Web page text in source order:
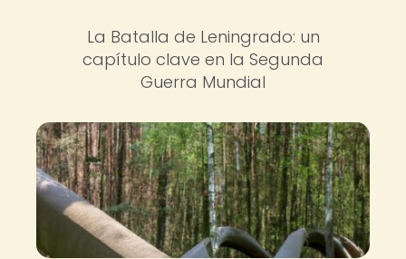
La Batalla de Leningrado: un
capítulo clave en la Segunda
Guerra Mundial